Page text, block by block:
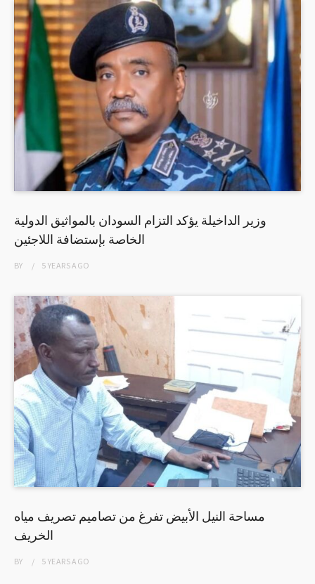
وزير الداخيلة يؤكد التزام السودان بالمواثيق الدولية
الخاصة بإستضافة اللاجئين
BY 5 YEARSAGO
مساحة النيل الأبيض تفرغ من تصاميم تصريف مياه
الخريف
BY 5 YEARSAGO